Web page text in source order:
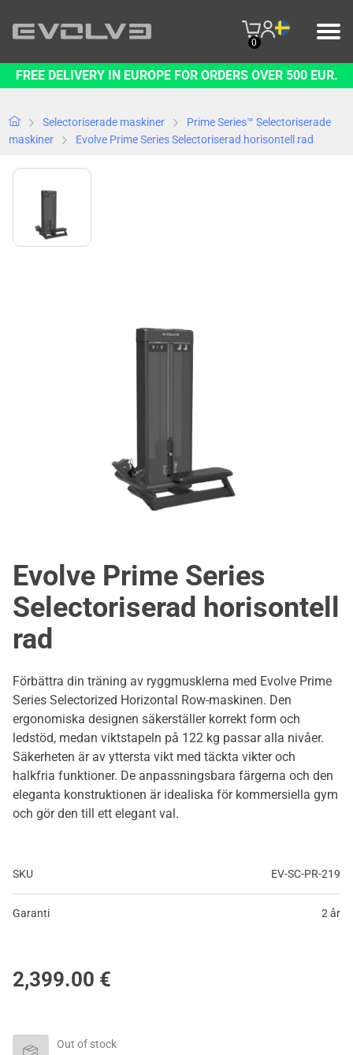
0
PRODUKTER
VÅRT VARUMÄRKE
B2B PLATFORM
FREE DELIVERY IN EUROPE FOR ORDERS OVER 500 EUR.
Selectoriserade maskiner
Prime Series™ Selectoriserade
maskiner
Evolve Prime Series Selectoriserad horisontell rad
Evolve Prime Series
Selectoriserad horisontell
rad
Förbättra din träning av ryggmusklerna med Evolve Prime
Series Selectorized Horizontal Row-maskinen. Den
ergonomiska designen säkerställer korrekt form och
ledstöd, medan viktstapeln på 122 kg passar alla nivåer.
Säkerheten är av yttersta vikt med täckta vikter och
halkfria funktioner. De anpassningsbara färgerna och den
eleganta konstruktionen är idealiska för kommersiella gym
och gör den till ett elegant val.
SKU EV-SC-PR-219
Garanti 2 år
2,399.00 €
Out of stock